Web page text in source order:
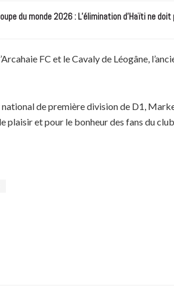
du monde 2026 : L’élimination d’Haïti ne
FC et le Cavaly de Léogâne,
de première division de D1,
plaisir et pour le bonheur des fans du